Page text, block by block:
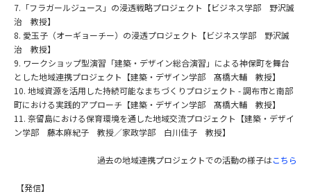
7.「フラガールジュース」の浸透戦略プロジェクト【ビジネス学部 野沢誠
治 教授】
8. 愛玉子（オーギョーチー）の浸透プロジェクト【ビジネス学部 野沢誠
治 教授】
9. ワークショップ型演習「建築・デザイン総合演習」による神保町を舞台
とした地域連携プロジェクト【建築・デザイン学部 髙橋大輔 教授】
10. 地域資源を活用した持続可能なまちづくりプロジェクト - 調布市と南部
町における実践的アプローチ【建築・デザイン学部 髙橋大輔 教授】
11. 奈留島における保育環境を通した地域交流プロジェクト【建築・デザイ
ン学部 藤本麻紀子 教授／家政学部 白川佳子 教授】
過去の地域連携プロジェクトでの活動の様子はこちら
【発信】